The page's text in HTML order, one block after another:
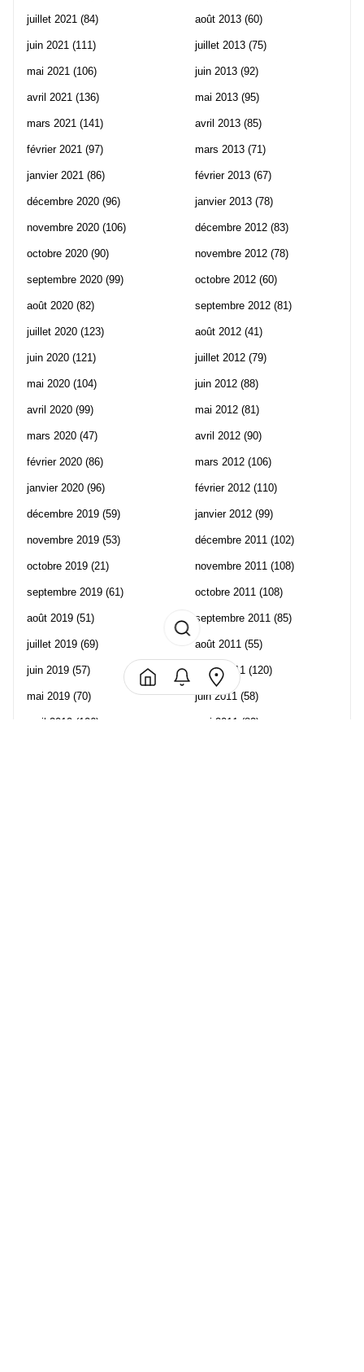
juillet 2021 (84)
juin 2021 (111)
mai 2021 (106)
avril 2021 (136)
mars 2021 (141)
février 2021 (97)
janvier 2021 (86)
décembre 2020 (96)
novembre 2020 (106)
octobre 2020 (90)
septembre 2020 (99)
août 2020 (82)
juillet 2020 (123)
juin 2020 (121)
mai 2020 (104)
avril 2020 (99)
mars 2020 (47)
février 2020 (86)
janvier 2020 (96)
décembre 2019 (59)
novembre 2019 (53)
octobre 2019 (21)
septembre 2019 (61)
août 2019 (51)
juillet 2019 (69)
juin 2019 (57)
mai 2019 (70)
avril 2019 (106)
août 2013 (60)
juillet 2013 (75)
juin 2013 (92)
mai 2013 (95)
avril 2013 (85)
mars 2013 (71)
février 2013 (67)
janvier 2013 (78)
décembre 2012 (83)
novembre 2012 (78)
octobre 2012 (60)
septembre 2012 (81)
août 2012 (41)
juillet 2012 (79)
juin 2012 (88)
mai 2012 (81)
avril 2012 (90)
mars 2012 (106)
février 2012 (110)
janvier 2012 (99)
décembre 2011 (102)
novembre 2011 (108)
octobre 2011 (108)
septembre 2011 (85)
août 2011 (55)
juillet 2011 (120)
juin 2011 (58)
mai 2011 (82)